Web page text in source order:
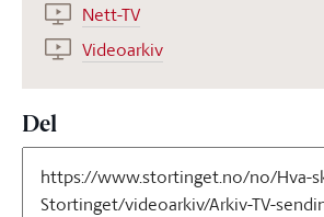
Nett-TV
Videoarkiv
Del